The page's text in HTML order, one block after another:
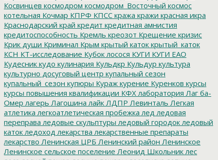
Косвинцев космодром космодром_Восточный космос
котельная Кочмар КПРФ КПСС кража кражи красная икра
Краснодарский край кредит кредитная амнистия
кредитоспособность Кремль креозот Крещение кризис
Крик души Криминал Крым крытый каток крытый_каток
КСН КТ-исследование Кубок лосося КУГИ КУГИ ЕАО
Кудесник кудо кулинария Кульдкр Кульдур культура
культурно досуговый центр купальный сезон
купальный_сезон купюры Кураж курение Куренков курсы
курсы повышения квалификации КФХ лаборатория Лаг ба-
Омер лагерь Лагошина лайк ЛДПР Левинталь Легкая
атлетика легкоатлетическая пробежка лед ледовая
переправа ледовые скульптуры ледовый городок ледовый
каток ледоход лекарства лекарственные препараты
лекарство Ленинская ЦРБ Ленинский район Ленинское
Ленинское сельское поселение Леонид Школьник лес